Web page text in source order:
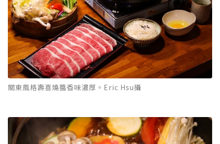
關東風格壽喜燒醬香味濃厚。Eric Hsu攝